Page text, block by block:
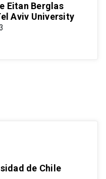
Eitan Berglas
Aviv University
de Chile